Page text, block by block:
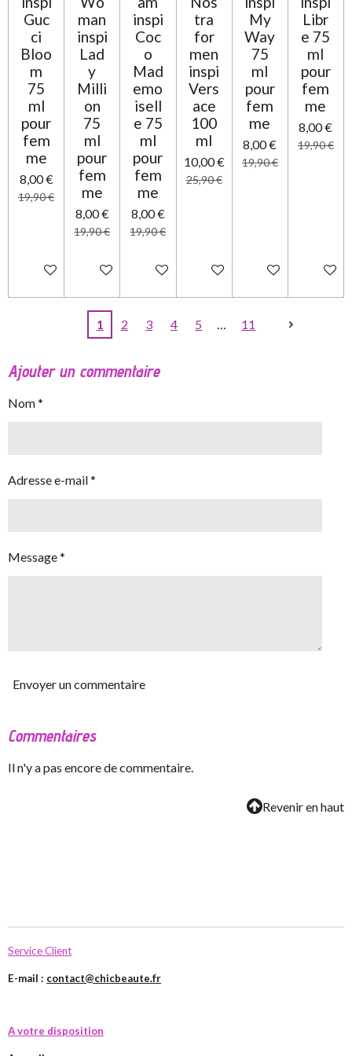
Guc
ci
Bloo
m
75
ml
pour
fem
me
8,00 €
19,90 €
Ajouter au panier
man
inspi
Lad
y
Milli
on
75
ml
pour
fem
me
8,00 €
19,90 €
Ajouter au panier
inspi
Coc
o
Mad
emo
isell
e 75
ml
pour
fem
me
8,00 €
19,90 €
Ajouter au panier
tra
for
men
inspi
Vers
ace
100
ml
10,00 €
25,90 €
Ajouter au panier
My
Way
75
ml
pour
fem
me
8,00 €
19,90 €
Ajouter au panier
Libr
e 75
ml
pour
fem
me
8,00 €
19,90 €
Ajouter
1 2 3 4 5 11
Ajouter un commentaire
Nom *
Adresse e-mail *
Message *
Envoyer un commentaire
Commentaires
Il n'y a pas encore de commentaire.
Revenir en haut
Service Client
E-mail : contact@chicbeaute.fr
A votre disposition